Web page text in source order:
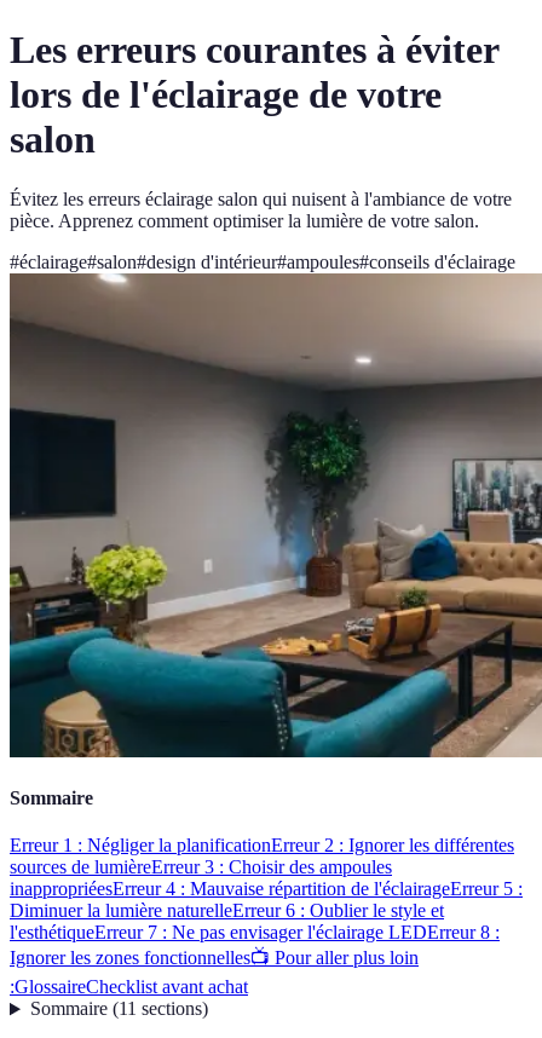
Les erreurs courantes à éviter
lors de l'éclairage de votre
salon
Évitez les erreurs éclairage salon qui nuisent à l'ambiance de votre
pièce. Apprenez comment optimiser la lumière de votre salon.
#éclairage#salon#design d'intérieur#ampoules#conseils d'éclairage
Sommaire
Erreur 1 : Négliger la planificationErreur 2 : Ignorer les différentes
sources de lumièreErreur 3 : Choisir des ampoules
inappropriéesErreur 4 : Mauvaise répartition de l'éclairageErreur 5 :
Diminuer la lumière naturelleErreur 6 : Oublier le style et
l'esthétiqueErreur 7 : Ne pas envisager l'éclairage LEDErreur 8 :
Ignorer les zones fonctionnelles📺 Pour aller plus loin
:GlossaireChecklist avant achat
Sommaire(11 sections)